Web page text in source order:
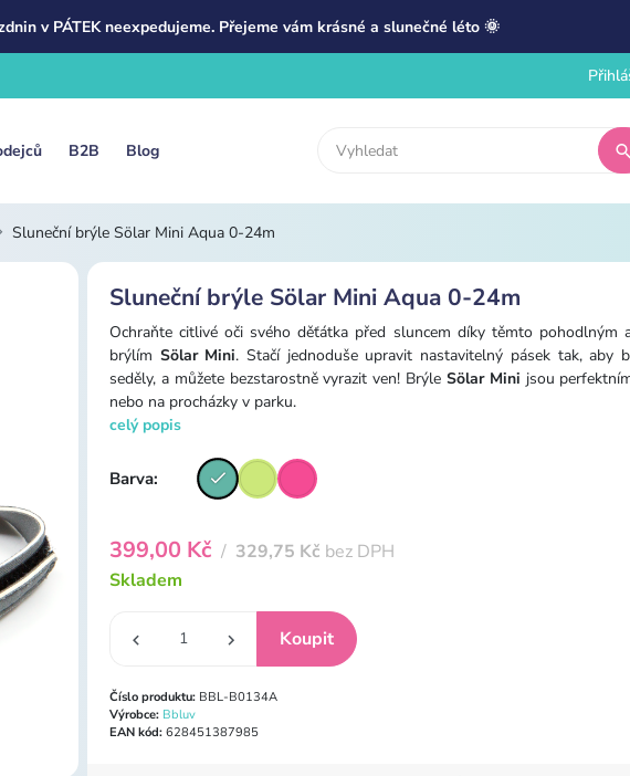
v PÁTEK neexpedujeme. Přejeme vám krásné a slunečné léto 🌞
B2B Blog
Sluneční brýle Sölar Mini Aqua 0-24m
Sluneční brýle Sölar Mini Aqua 0-24m
Ochraňte citlivé oči svého děťátka před sluncem díky těmto pohodlným
brýlím Sölar Mini. Stačí jednoduše upravit nastavitelný pásek tak, aby
seděly, a můžete bezstarostně vyrazit ven! Brýle Sölar Mini jsou
nebo na procházky v parku.
celý popis
Barva:
399,00 Kč / 329,75 Kč bez DPH
Skladem
Číslo produktu: BBL-B0134A
Výrobce: Bbluv
EAN kód: 628451387985